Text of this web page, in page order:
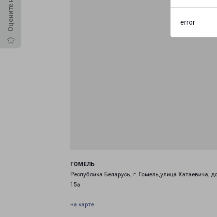
error
ГОМЕЛЬ
Республика Беларусь, г. Гомель,улица Хатаевича,
15а
на карте